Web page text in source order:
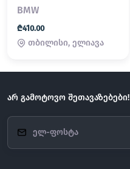
BMW
₾410.00
თბილისი, ელიავა
არ გამოტოვო შეთავაზებები!